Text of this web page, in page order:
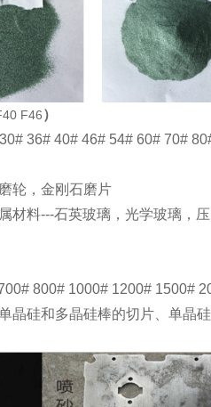
F46）
36# 40# 46# 54# 60# 70#
轮，金刚石磨片
材料---石英玻璃，光学玻璃，
800# 1000# 1200# 1500#
晶硅和多晶硅棒的切片、单晶